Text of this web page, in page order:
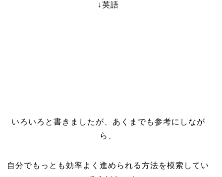
↓英語
いろいろと書きましたが、あくまでも参考にしなが
ら、
自分でもっとも効率よく進められる方法を模索してい